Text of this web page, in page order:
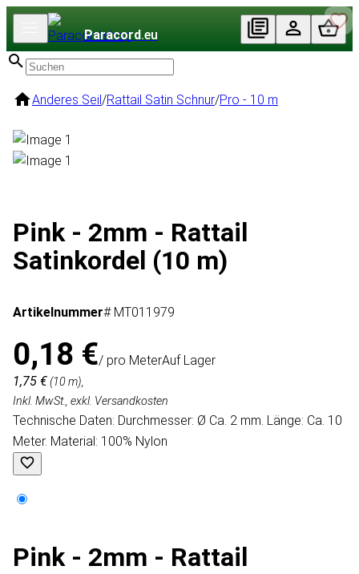
Paracord.eu
Anderes Seil/Rattail Satin Schnur/Pro - 10 m
Pink - 2mm - Rattail
Satinkordel (10 m)
Artikelnummer# MT011979
0,18 €/ pro MeterAuf Lager
1,75 €(10 m),
Inkl. MwSt., exkl. Versandkosten
Technische Daten: Durchmesser: Ø Ca. 2 mm. Länge: Ca. 10
Meter. Material: 100% Nylon
Pink - 2mm - Rattail